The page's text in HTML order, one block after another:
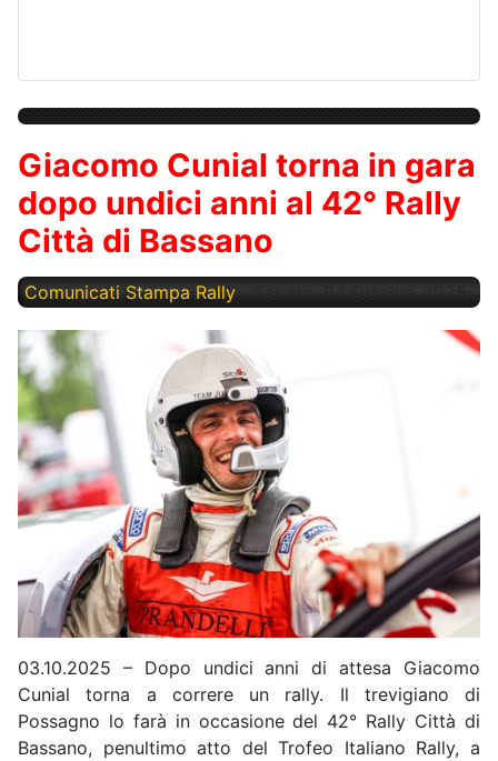
Giacomo Cunial torna in gara
dopo undici anni al 42° Rally
Città di Bassano
Comunicati Stampa Rally Sabato, 04 Ottobre 2025
03.10.2025 – Dopo undici anni di attesa Giacomo
Cunial torna a correre un rally. Il trevigiano di
Possagno lo farà in occasione del 42° Rally Città di
Bassano, penultimo atto del Trofeo Italiano Rally, a